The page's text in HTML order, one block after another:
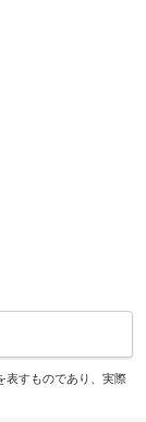
表すものであり、実際